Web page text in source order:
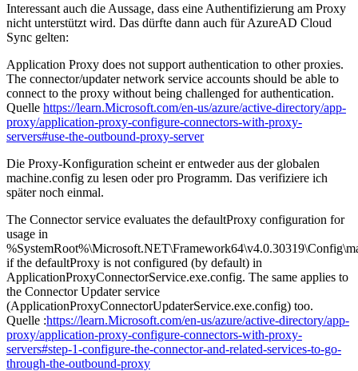
Interessant auch die Aussage, dass eine Authentifizierung am Proxy
nicht unterstützt wird. Das dürfte dann auch für AzureAD Cloud
Sync gelten:
Application Proxy does not support authentication to other proxies.
The connector/updater network service accounts should be able to
connect to the proxy without being challenged for authentication.
Quelle https://learn.Microsoft.com/en-us/azure/active-directory/app-
proxy/application-proxy-configure-connectors-with-proxy-
servers#use-the-outbound-proxy-server
Die Proxy-Konfiguration scheint er entweder aus der globalen
machine.config zu lesen oder pro Programm. Das verifiziere ich
später noch einmal.
The Connector service evaluates the defaultProxy configuration for
usage in
if the defaultProxy is not configured (by default) in
ApplicationProxyConnectorService.exe.config. The same applies to
the Connector Updater service
(ApplicationProxyConnectorUpdaterService.exe.config) too.
Quelle :https://learn.Microsoft.com/en-us/azure/active-directory/app-
proxy/application-proxy-configure-connectors-with-proxy-
servers#step-1-configure-the-connector-and-related-services-to-go-
through-the-outbound-proxy